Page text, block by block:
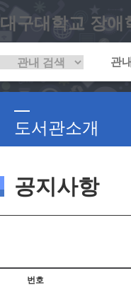
대구대학교 장애
도서관소개
공지사항
번호